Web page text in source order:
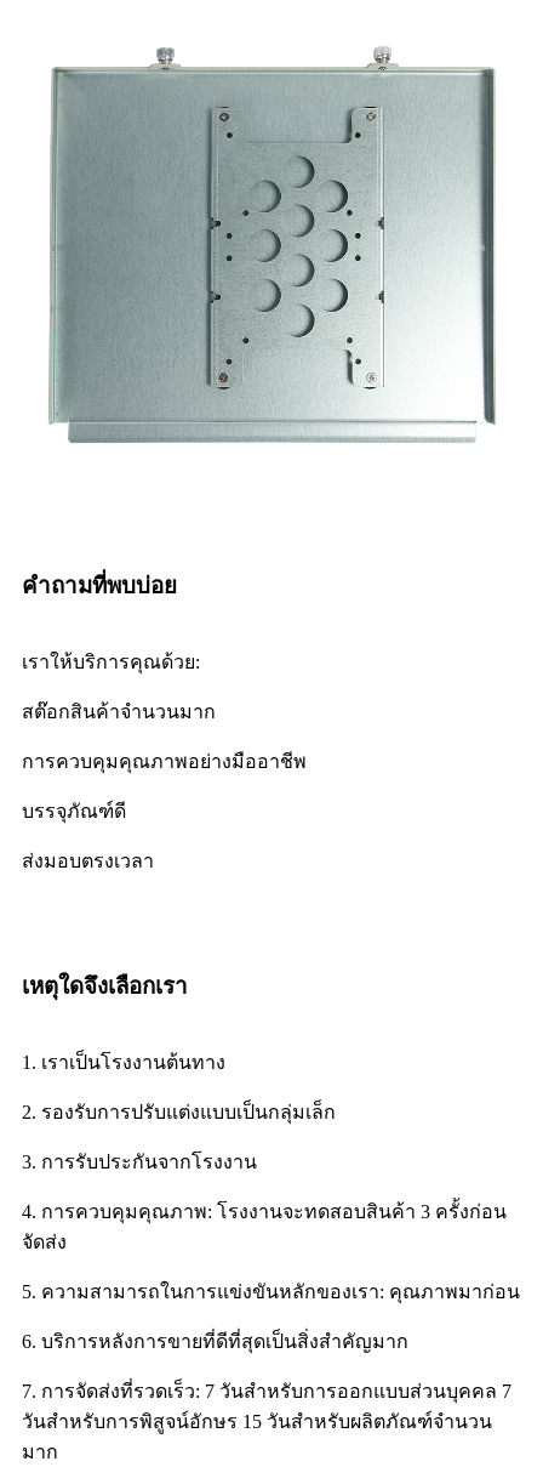
คำถามที่พบบ่อย
เราให้บริการคุณด้วย:
สต๊อกสินค้าจำนวนมาก
การควบคุมคุณภาพอย่างมืออาชีพ
บรรจุภัณฑ์ดี
ส่งมอบตรงเวลา
เหตุใดจึงเลือกเรา
1. เราเป็นโรงงานต้นทาง
2. รองรับการปรับแต่งแบบเป็นกลุ่มเล็ก
3. การรับประกันจากโรงงาน
4. การควบคุมคุณภาพ: โรงงานจะทดสอบสินค้า 3 ครั้งก่อน
จัดส่ง
5. ความสามารถในการแข่งขันหลักของเรา: คุณภาพมาก่อน
6. บริการหลังการขายที่ดีที่สุดเป็นสิ่งสำคัญมาก
7. การจัดส่งที่รวดเร็ว: 7 วันสำหรับการออกแบบส่วนบุคคล 7
วันสำหรับการพิสูจน์อักษร 15 วันสำหรับผลิตภัณฑ์จำนวน
มาก